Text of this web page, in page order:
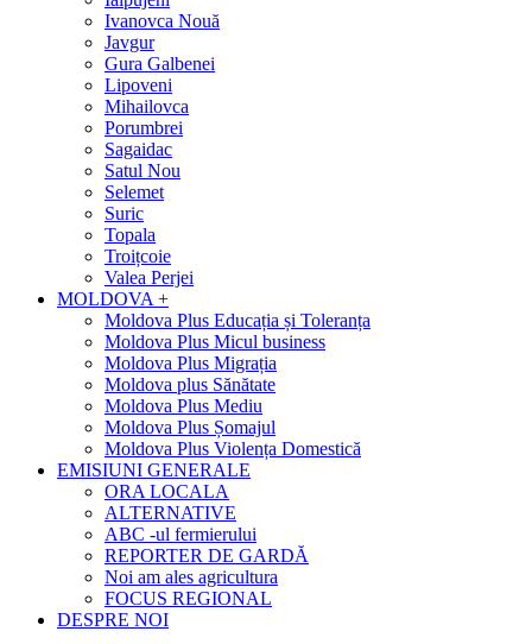
Ivanovca Nouă
Javgur
Gura Galbenei
Lipoveni
Mihailovca
Porumbrei
Sagaidac
Satul Nou
Selemet
Suric
Topala
Troițcoie
Valea Perjei
MOLDOVA +
Moldova Plus Educația și Toleranța
Moldova Plus Micul business
Moldova Plus Migrația
Moldova plus Sănătate
Moldova Plus Mediu
Moldova Plus Șomajul
Moldova Plus Violența Domestică
EMISIUNI GENERALE
ORA LOCALA
ALTERNATIVE
ABC -ul fermierului
REPORTER DE GARDĂ
Noi am ales agricultura
FOCUS REGIONAL
DESPRE NOI